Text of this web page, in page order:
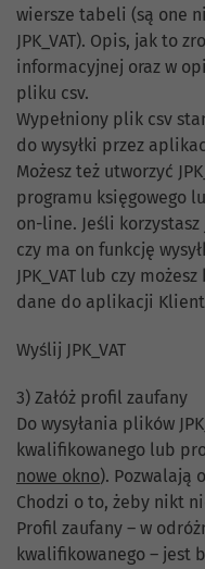
wiersze tabeli (są one
JPK_VAT). Opis, jak to
informacyjnej oraz w
pliku csv.
Wypełniony plik csv
do wysyłki przez
Możesz też utworzyć
programu księgowego
on-line. Jeśli
czy ma on funkcję
JPK_VAT lub czy
dane do aplikacji Klient
Wyślij JPK_VAT
3) Załóż profil zaufany
Do wysyłania plików
kwalifikowanego lub
nowe okno). Pozwalają
Chodzi o to, żeby nikt
Profil zaufany – w
kwalifikowanego – jest